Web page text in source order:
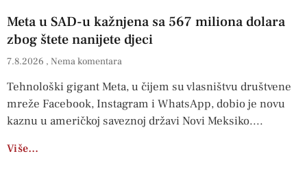
Meta u SAD-u kažnjena sa 567 miliona dolara
zbog štete nanijete djeci
7.8.2026 Nema komentara
Tehnološki gigant Meta, u čijem su vlasništvu društvene
mreže Facebook, Instagram i WhatsApp, dobio je novu
kaznu u američkoj saveznoj državi Novi Meksiko.
Više…